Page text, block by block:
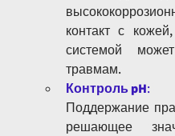
контакт с
системой
травмам.
Контроль pH:
Поддержание
решающее